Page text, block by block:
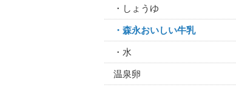
・しょうゆ
・森永おいしい牛乳
・水
温泉卵